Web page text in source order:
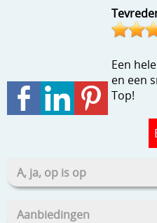
Template, mask,
Wat nog, een creatief
Een
en een
Top!
A, ja, op is op
Aanbiedingen